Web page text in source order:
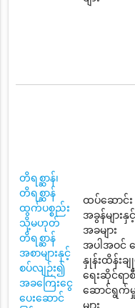
တိရစ္ဆာန်၊
တိရစ္ဆာန်
ထွက်ပစ္စည်း
သို့မဟုတ်
တိရစ္ဆာန်
အစာများနှင့်
စပ်လျဉ်း၍
အခကြေးငွေ
ပေးဆောင်
ထပ်ဆောင်း
အခွန်များနှင့်
အခများ
အပါအဝင် စ
နှုန်းထိန်းခ
ရေးဆိုင်ရာ
ဆောင်ရွက်
များ